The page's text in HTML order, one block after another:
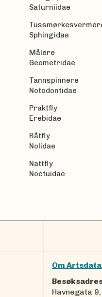
Saturniidae
Sphingidae
Målere
Geometridae
Tannspinnere
Notodontidae
Praktfly
Erebidae
Båtfly
Nolidae
Nattfly
Noctuidae
Om
Havnegata